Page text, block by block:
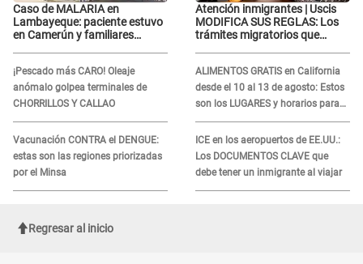
Caso de MALARIA en
Lambayeque: paciente estuvo
en Camerún y familiares
¡Pescado más CARO! Oleaje
anómalo golpea terminales de
CHORRILLOS Y CALLAO
Vacunación CONTRA el DENGUE:
estas son las regiones priorizadas
por el Minsa
Atención inmigrantes | Uscis
MODIFICA SUS REGLAS: Los
trámites migratorios que
ALIMENTOS GRATIS en California
desde el 10 al 13 de agosto: Estos
son los LUGARES y horarios para
recibir la ayuda
ICE en los aeropuertos de EE.UU.:
Los DOCUMENTOS CLAVE que
debe tener un inmigrante al viajar
Regresar al inicio